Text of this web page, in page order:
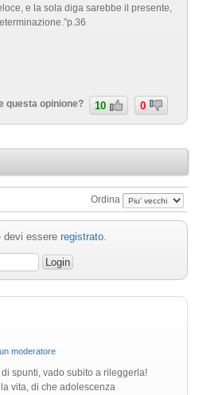
e la sola diga sarebbe il presente,
questa opinione? 10 0
Ordina
devi essere registrato.
moderatore
spunti, vado subito a rileggerla!
vita, di che adolescenza